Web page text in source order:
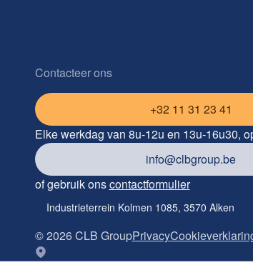
Contacteer ons
+32 11 31 23 41
Elke werkdag van 8u-12u en 13u-16u30,
info@clbgroup.be
of gebruik onscontactformulier
Industrieterrein Kolmen 1085, 3570 Alken
©2026CLB GroupPrivacy